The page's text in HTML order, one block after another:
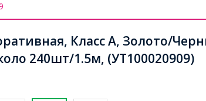
Класс А, Золото/
240шт/1.5м, (УТ100020909)